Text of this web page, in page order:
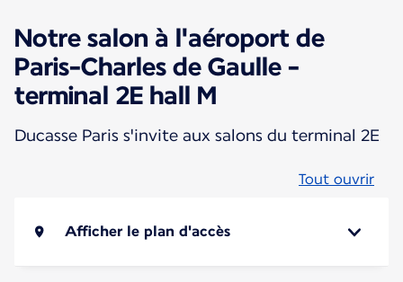
Notre salon à l'aéroport de
Paris-Charles de Gaulle -
terminal 2E hall M
Ducasse Paris s'invite aux salons du terminal 2E
Tout ouvrir
Afficher le plan d'accès